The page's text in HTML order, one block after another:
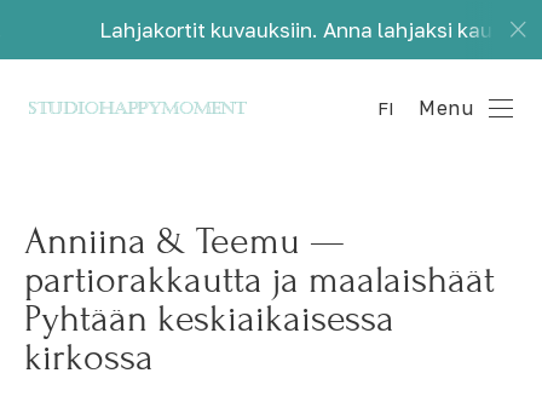
Lahjakortit kuvauksiin. Anna lahjaksi kauniita
FI Menu
Anniina & Teemu —
partiorakkautta ja maalaishäät
Pyhtään keskiaikaisessa
kirkossa